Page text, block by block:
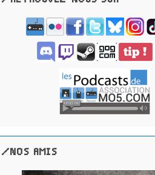
/NOS AMIS